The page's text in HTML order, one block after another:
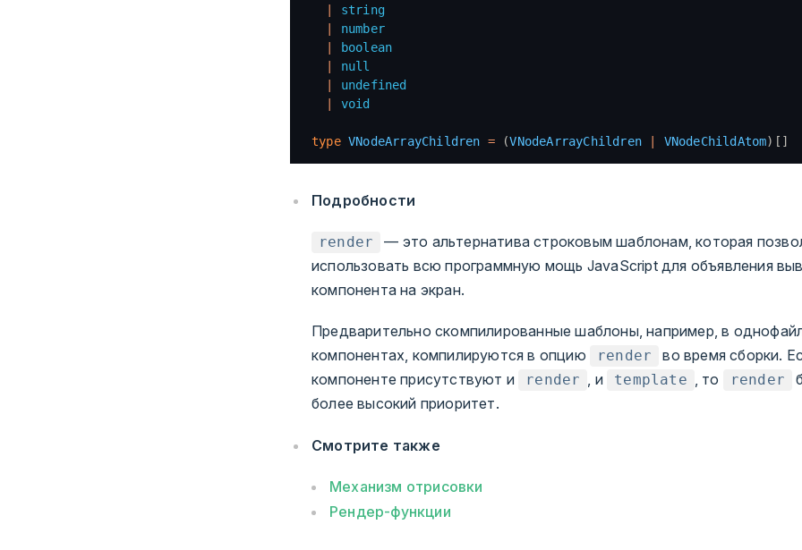
string
number
boolean
null
undefined
void
type VNodeArrayChildren = (VNodeArrayChildren VNodeChildAtom)[]
Подробности
render
— это альтернатива строковым шаблонам, которая
использовать всю программную мощь JavaScript для объявления
компонента на экран.
Предварительно скомпилированные шаблоны, например, в
компонентах, компилируются в опцию
render
во время сборки.
компоненте присутствуют и
render , и template , то render
более высокий приоритет.
Смотрите также
Механизм отрисовки
Рендер-функции